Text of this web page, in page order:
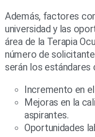
Además, factores
universidad y las
área de la Terapia
número de
serán los estándares
Incremento en
Mejoras en la
aspirantes.
Oportunidades